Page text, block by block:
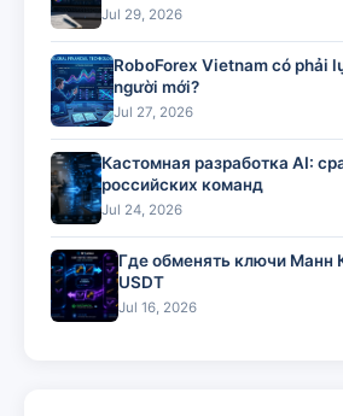
Jul 29, 2026
RoboForex Vietnam có phải
người mới?
Jul 27, 2026
Кастомная разработка AI:
российских команд
Jul 24, 2026
Где обменять ключи Манн
USDT
Jul 16, 2026